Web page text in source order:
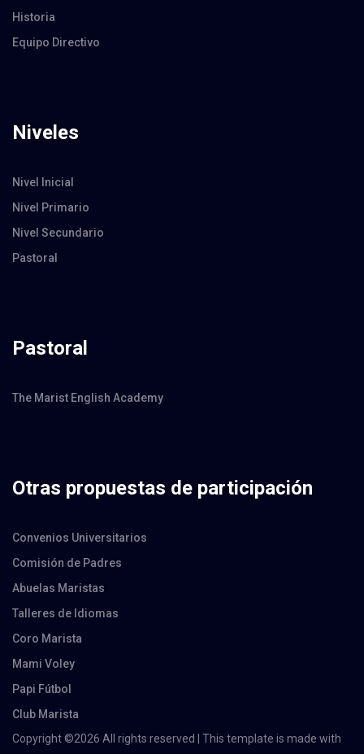
Historia
Equipo Directivo
Niveles
Nivel Inicial
Nivel Primario
Nivel Secundario
Pastoral
Pastoral
The Marist English Academy
Otras propuestas de participación
Convenios Universitarios
Comisión de Padres
Abuelas Maristas
Talleres de Idiomas
Coro Marista
Mami Voley
Papi Fútbol
Club Marista
Copyright ©2026 All rights reserved | This template is made with